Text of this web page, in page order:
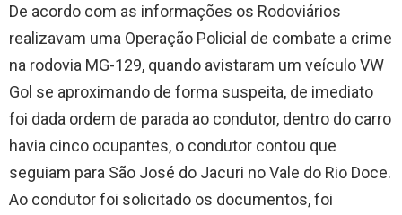
De acordo com as informações os Rodoviários
realizavam uma Operação Policial de combate a crime
na rodovia MG-129, quando avistaram um veículo VW
Gol se aproximando de forma suspeita, de imediato
foi dada ordem de parada ao condutor, dentro do carro
havia cinco ocupantes, o condutor contou que
seguiam para São José do Jacuri no Vale do Rio Doce.
Ao condutor foi solicitado os documentos, foi